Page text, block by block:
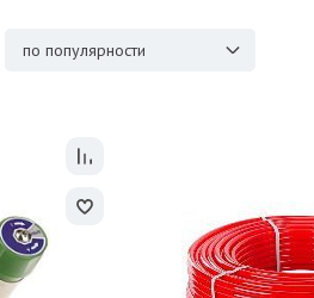
по популярности